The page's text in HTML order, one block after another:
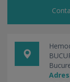
terapie
arteriala